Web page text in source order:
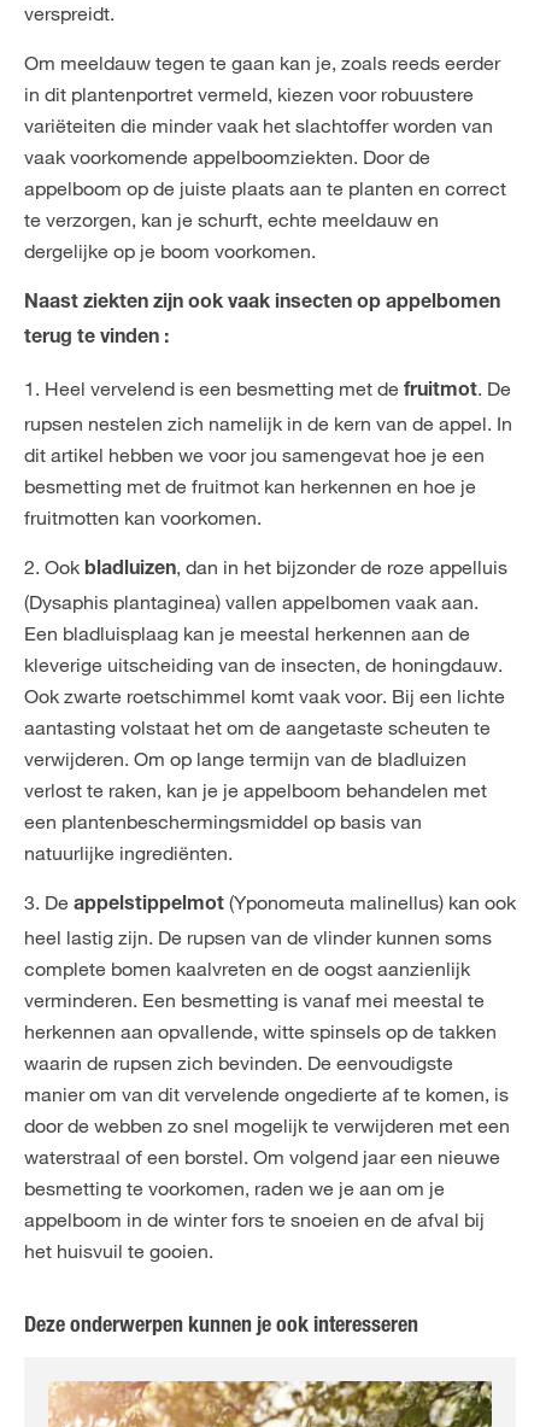
verspreidt.
Om meeldauw tegen te gaan kan je, zoals reeds eerder
in dit plantenportret vermeld, kiezen voor robuustere
variëteiten die minder vaak het slachtoffer worden van
vaak voorkomende appelboomziekten. Door de
appelboom op de juiste plaats aan te planten en correct
te verzorgen, kan je schurft, echte meeldauw en
dergelijke op je boom voorkomen.
Naast ziekten zijn ook vaak insecten op appelbomen
terug te vinden :
1. Heel vervelend is een besmetting met de fruitmot. De
rupsen nestelen zich namelijk in de kern van de appel. In
dit artikel hebben we voor jou samengevat hoe je een
besmetting met de fruitmot kan herkennen en hoe je
fruitmotten kan voorkomen.
2. Ook bladluizen, dan in het bijzonder de roze appelluis
(Dysaphis plantaginea) vallen appelbomen vaak aan.
Een bladluisplaag kan je meestal herkennen aan de
kleverige uitscheiding van de insecten, de honingdauw.
Ook zwarte roetschimmel komt vaak voor. Bij een lichte
aantasting volstaat het om de aangetaste scheuten te
verwijderen. Om op lange termijn van de bladluizen
verlost te raken, kan je je appelboom behandelen met
een plantenbeschermingsmiddel op basis van
natuurlijke ingrediënten.
3. De appelstippelmot (Yponomeuta malinellus) kan ook
heel lastig zijn. De rupsen van de vlinder kunnen soms
complete bomen kaalvreten en de oogst aanzienlijk
verminderen. Een besmetting is vanaf mei meestal te
herkennen aan opvallende, witte spinsels op de takken
waarin de rupsen zich bevinden. De eenvoudigste
manier om van dit vervelende ongedierte af te komen, is
door de webben zo snel mogelijk te verwijderen met een
waterstraal of een borstel. Om volgend jaar een nieuwe
besmetting te voorkomen, raden we je aan om je
appelboom in de winter fors te snoeien en de afval bij
het huisvuil te gooien.
Deze onderwerpen kunnen je ook interesseren